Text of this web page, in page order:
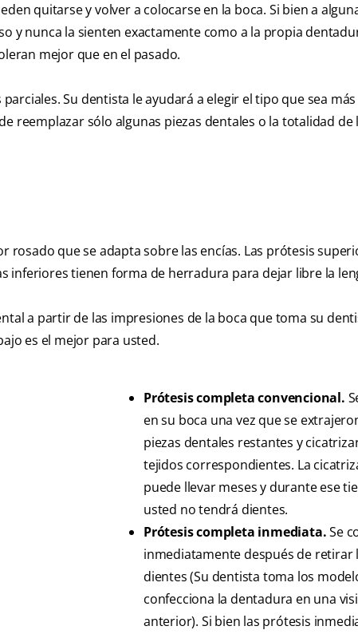
quitarse y volver a colocarse en la boca. Si bien a
y nunca la sienten exactamente como a la propia
mejor que en el pasado.
Su dentista le ayudará a elegir el tipo que sea más
reemplazar sólo algunas piezas dentales o la totalidad de
rosado que se adapta sobre las encías. Las prótesis
inferiores tienen forma de herradura para dejar libre la
a partir de las impresiones de la boca que toma su
es el mejor para usted.
Prótesis completa convencional.
en su boca una vez que se
piezas dentales restantes y
tejidos correspondientes. La
puede llevar meses y durante ese
usted no tendrá dientes.
Prótesis completa inmediata.Se
inmediatamente después de retirar
dientes (Su dentista toma los
confecciona la dentadura en una
anterior). Si bien las prótesis